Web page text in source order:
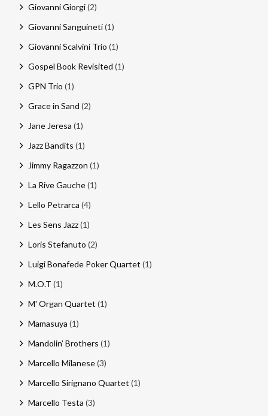
Giovanni Giorgi(2)
Giovanni Sanguineti(1)
Giovanni Scalvini Trio (1)
Gospel Book Revisited (1)
GPN Trio (1)
Grace in Sand (2)
Jane Jeresa (1)
Jazz Bandits (1)
Jimmy Ragazzon (1)
La Rive Gauche(1)
Lello Petrarca (4)
Les Sens Jazz(1)
Loris Stefanuto (2)
Luigi Bonafede Poker Quartet (1)
M.O.T (1)
M' Organ Quartet (1)
Mamasuya (1)
Mandolin’ Brothers (1)
Marcello Milanese(3)
Marcello Sirignano Quartet (1)
Marcello Testa (3)